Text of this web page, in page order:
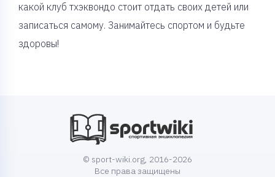
какой клуб тхэквондо стоит отдать своих детей или
записаться самому. Занимайтесь спортом и будьте
здоровы!
© sport-wiki.org, 2016-2026
Все права защищены